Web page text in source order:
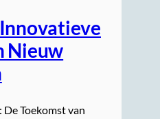
Nieuw
Toekomst van